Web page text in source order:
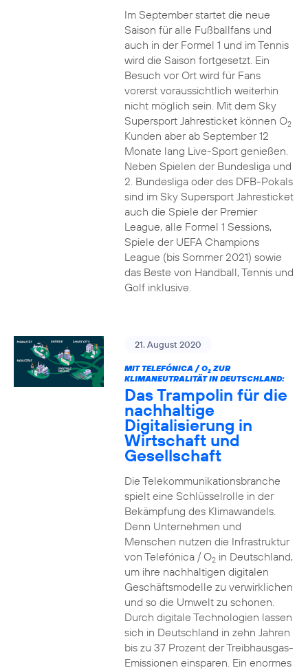
Im September startet die neue
Saison für alle Fußballfans und
auch in der Formel 1 und im Tennis
wird die Saison fortgesetzt. Ein
Besuch vor Ort wird für Fans
vorerst voraussichtlich weiterhin
nicht möglich sein. Mit dem Sky
Supersport Jahresticket können O2
Kunden aber ab September 12
Monate lang Live-Sport genießen.
Neben Spielen der Bundesliga und
2. Bundesliga oder des DFB-Pokals
sind im Sky Supersport Jahresticket
auch die Spiele der Premier
League, alle Formel 1 Sessions,
Spiele der UEFA Champions
League (bis Sommer 2021) sowie
das Beste von Handball, Tennis und
Golf inklusive.
21. August 2020
MIT TELEFÓNICA / O2ZUR
KLIMANEUTRALITÄT IN DEUTSCHLAND:
Das Trampolin für die
nachhaltige
Digitalisierung in
Wirtschaft und
Gesellschaft
Die Telekommunikationsbranche
spielt eine Schlüsselrolle in der
Bekämpfung des Klimawandels.
Denn Unternehmen und
Menschen nutzen die Infrastruktur
von Telefónica / O2in Deutschland,
um ihre nachhaltigen digitalen
Geschäftsmodelle zu verwirklichen
und so die Umwelt zu schonen.
Durch digitale Technologien lassen
sich in Deutschland in zehn Jahren
bis zu 37 Prozent der Treibhausgas-
Emissionen einsparen. Ein enormes